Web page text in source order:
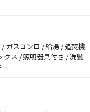
ガスコンロ / 給湯 / 追焚機
クス / 照明器具付き / 洗髪
ー